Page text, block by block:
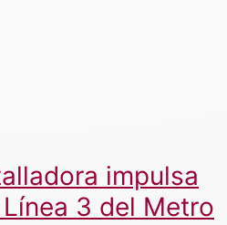
impulsa
3 del Metro